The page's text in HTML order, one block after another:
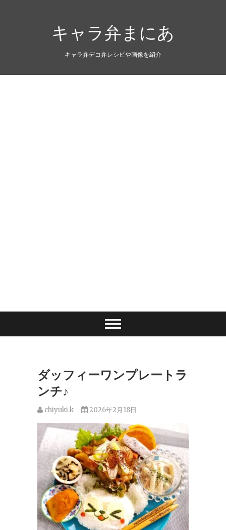
キャラ弁まにあ
キャラ弁デコ弁レシピや画像を紹介
ダッフィーワンプレートラ
ンチ♪
chiyuki.k 2026年2月18日